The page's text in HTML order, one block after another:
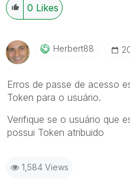
0 Likes
Herbert88
Erros de passe de acesso
Token para o usuário.
Verifique se o usuário que
possui Token atribuido
1,584 Views